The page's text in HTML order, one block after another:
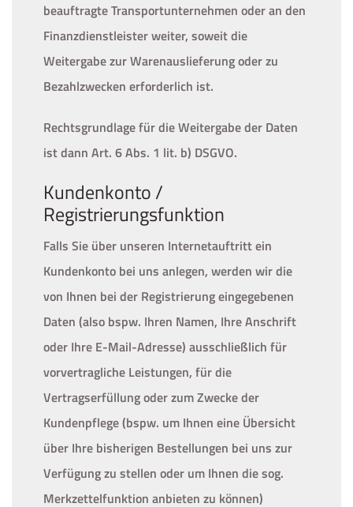
beauftragte Transportunternehmen oder an den
Finanzdienstleister weiter, soweit die
Weitergabe zur Warenauslieferung oder zu
Bezahlzwecken erforderlich ist.
Rechtsgrundlage für die Weitergabe der Daten
ist dann Art. 6 Abs. 1 lit. b) DSGVO.
Kundenkonto /
Registrierungsfunktion
Falls Sie über unseren Internetauftritt ein
Kundenkonto bei uns anlegen, werden wir die
von Ihnen bei der Registrierung eingegebenen
Daten (also bspw. Ihren Namen, Ihre Anschrift
oder Ihre E-Mail-Adresse) ausschließlich für
vorvertragliche Leistungen, für die
Vertragserfüllung oder zum Zwecke der
Kundenpflege (bspw. um Ihnen eine Übersicht
über Ihre bisherigen Bestellungen bei uns zur
Verfügung zu stellen oder um Ihnen die sog.
Merkzettelfunktion anbieten zu können)